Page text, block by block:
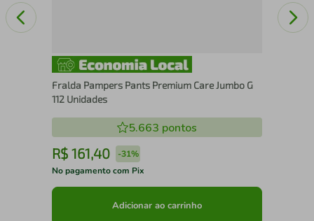
Fralda Pampers Pants Premium Care Jumbo G
112 Unidades
5.663 pontos
R$ 161,40 -31%
No pagamento com Pix
Adicionar ao carrinho